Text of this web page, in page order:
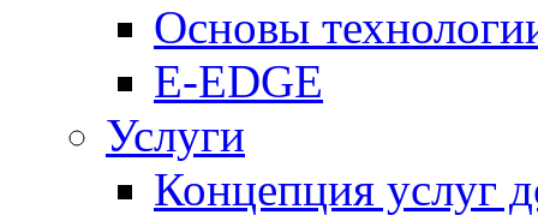
Основы
E-EDGE
Услуги
Концепция услуг